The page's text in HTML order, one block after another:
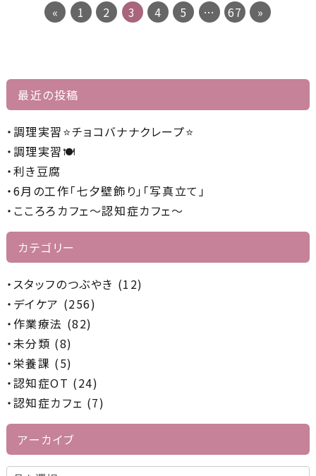
« 1 2 3 4 5 … 67 »
最近の投稿
調理実習⭐チョコバナナクレープ⭐
調理実習🍽️
利き豆腐
6月の工作「七夕壁飾り」「写真立て」
こころろカフェ～認知症カフェ～
カテゴリー
スタッフのつぶやき (12)
デイケア (256)
作業療法 (82)
未分類 (8)
栄養課 (5)
認知症OT (24)
認知症カフェ (7)
アーカイブ